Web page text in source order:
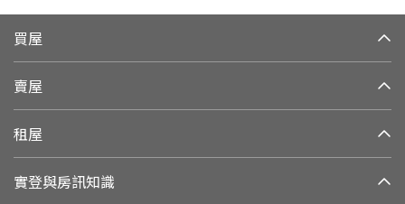
買屋
賣屋
租屋
實登與房訊知識